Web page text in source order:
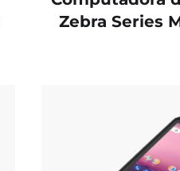
Zebra Series